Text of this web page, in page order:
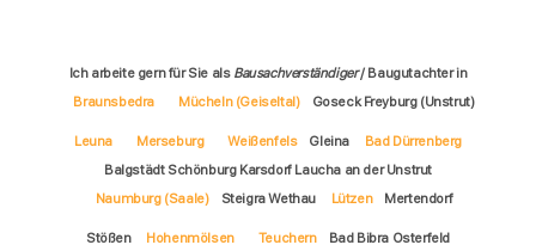
Ich arbeite gern für Sie als Bausachverständiger/ Baugutachter in
Braunsbedra
Mücheln (Geiseltal) Goseck Freyburg (Unstrut)
Leuna Merseburg Weißenfels Gleina
Bad Dürrenberg
Balgstädt Schönburg Karsdorf Laucha an der Unstrut
Naumburg (Saale)
Steigra Wethau Lützen Mertendorf
Stößen Hohenmölsen Teuchern Bad Bibra Osterfeld